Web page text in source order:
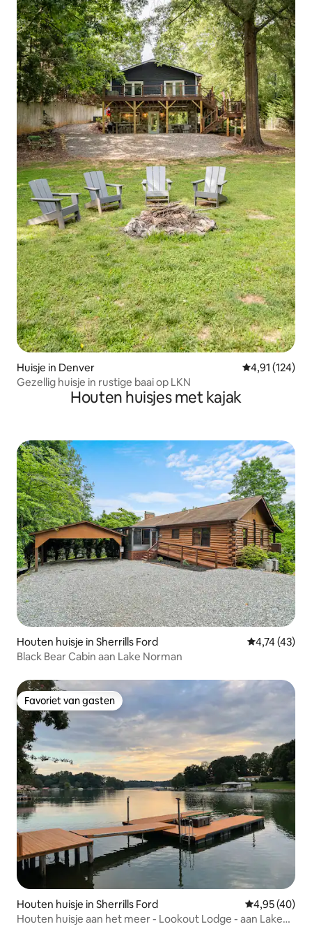
Huisje in Denver Gemiddelde
4,91 (124)
Gezellig huisje in rustige baai op LKN
Houten huisjes met kajak
Houten huisje in Sherrills Ford Gemiddelde
4,74 (43)
Black Bear Cabin aan Lake Norman
Favoriet van gasten
Favoriet van gasten
Houten huisje in Sherrills Ford Gemiddelde
4,95 (40)
Houten huisje aan het meer - Lookout Lodge - aan Lake